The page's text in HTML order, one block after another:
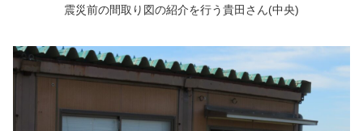
震災前の間取り図の紹介を行う貴田さん(中央)